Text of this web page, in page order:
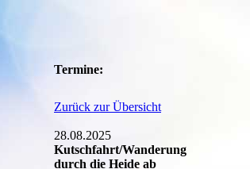
Termine:
Zurück zur Übersicht
28.08.2025
Kutschfahrt/Wanderung
durch die Heide ab